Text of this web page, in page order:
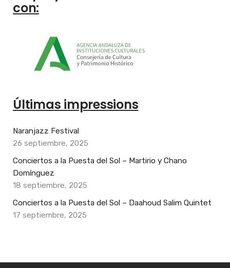
con:
Últimas impressions
Naranjazz Festival
26 septiembre, 2025
Conciertos a la Puesta del Sol – Martirio y Chano
Domínguez
18 septiembre, 2025
Conciertos a la Puesta del Sol – Daahoud Salim Quintet
17 septiembre, 2025